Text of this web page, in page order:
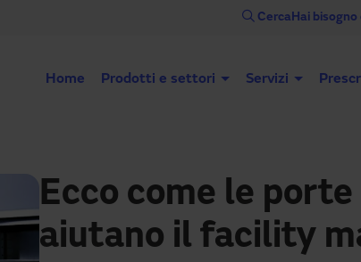
CercaHai
Home Prodotti e settori Servizi
Ecco come le
aiutano il facility